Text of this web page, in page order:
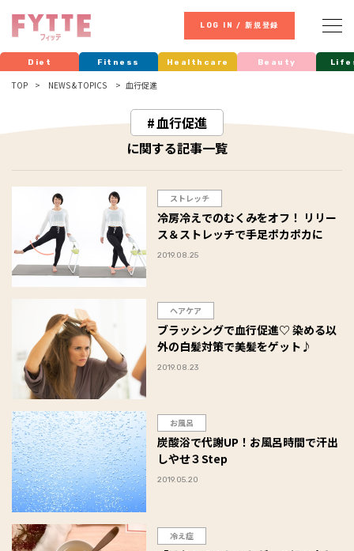
LOG IN / 新規登録
Diet Fitness Healthcare Beauty
TOP NEWS & TOPICS 血行促進
血行促進
に関する記事一覧
ストレッチ
冷房冷えでのむくみをオフ！ リリー
ス＆ストレッチで手足ポカポカに
2019.08.25
ヘアケア
ブラッシングで血行促進♡ 染める以
外の白髪対策で美髪をゲット♪
2019.08.23
お風呂
炭酸浴で代謝UP！お風呂時間で汗出
しやせ３Step
2019.05.20
冷え症